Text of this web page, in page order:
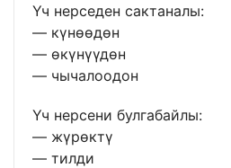
Үч нерседен сактаналы:
— күнөөдөн
— өкүнүүдөн
— чычалоодон
Үч нерсени булгабайлы:
— жүрөктү
— тилди